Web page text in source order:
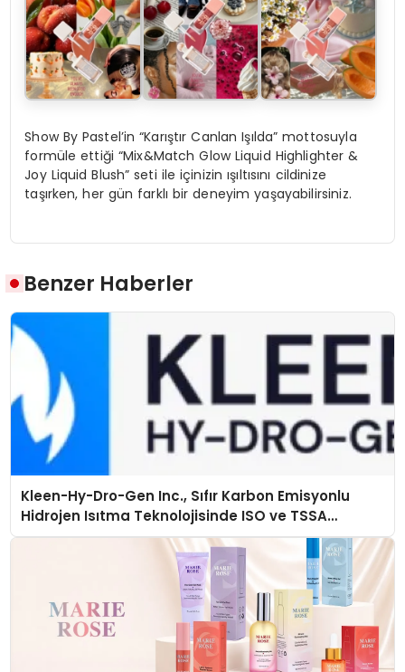
Show By Pastel’in “Karıştır Canlan Işılda” mottosuyla
formüle ettiği “Mix&Match Glow Liquid Highlighter &
Joy Liquid Blush” seti ile içinizin ışıltısını cildinize
taşırken, her gün farklı bir deneyim yaşayabilirsiniz.
Benzer Haberler
Kleen-Hy-Dro-Gen Inc., Sıfır Karbon Emisyonlu
Hidrojen Isıtma Teknolojisinde ISO ve TSSA
Düzenleyici Onaylarını Aldı